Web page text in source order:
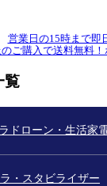
営業日の15時まで即
ご購入で送料無料
覧
ドローン・生活家
・スタビライザー